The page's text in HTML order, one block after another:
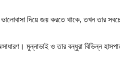
ভালোবাসা দিয়ে জয় করতে থাকে, তখন তার
মুন্নাভাই ও তার বন্ধুরা বিভিন্ন